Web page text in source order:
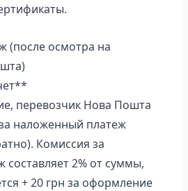
(после осмотра на
перевозчик Нова Пошта
наложенный платеж
Комиссия за
2% от суммы,
+ 20 грн за оформление